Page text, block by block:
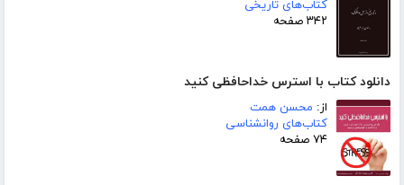
کتاب‌های تاریخی
۳۴۲ صفحه
دانلود کتاب با استرس خداحافظی کنید
از: محسن همت
کتاب‌های روانشناسی
۷۴ صفحه